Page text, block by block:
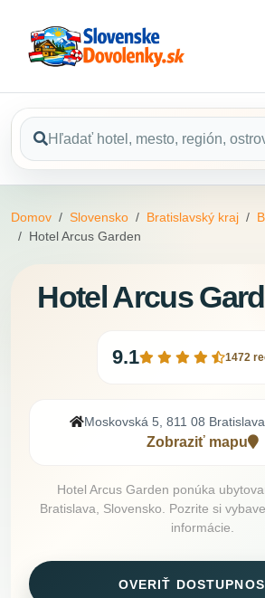
Domov Slovensko Bratislavský kraj
Hotel Arcus Garden
Hotel Arcus
9.1 1472
Moskovská 5, 811 08
Zobraziť mapu
Hotel Arcus Garden ponúka
Bratislava, Slovensko. Pozrite si
informácie.
OVERIŤ